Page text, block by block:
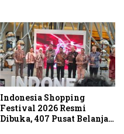
Indonesia Shopping
Festival 2026 Resmi
Dibuka, 407 Pusat Belanja